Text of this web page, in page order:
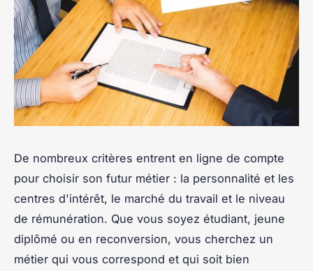
De nombreux critères entrent en ligne de compte
pour choisir son futur métier : la personnalité et les
centres d'intérêt, le marché du travail et le niveau
de rémunération. Que vous soyez étudiant, jeune
diplômé ou en reconversion, vous cherchez un
métier qui vous correspond et qui soit bien